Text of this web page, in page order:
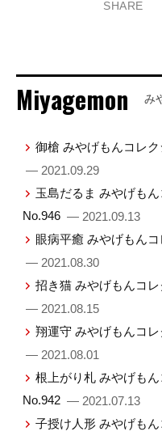
SHARE
Miyagemon み
御槍 みやげもんコレ
— 2021.09.29
玉島だるま みやげも
No.946 — 2021.09.13
眼病平癒 みやげもん
— 2021.08.30
招き猫 みやげもんコ
— 2021.08.15
翔運守 みやげもんコ
— 2021.08.01
根上がり札 みやげも
No.942 — 2021.07.13
子授け人形 みやげも